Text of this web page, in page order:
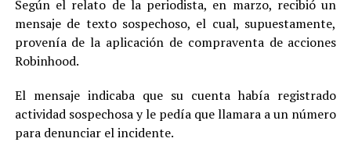
Según el relato de la periodista, en marzo, recibió un
mensaje de texto sospechoso, el cual, supuestamente,
provenía de la aplicación de compraventa de acciones
Robinhood.
El mensaje indicaba que su cuenta había registrado
actividad sospechosa y le pedía que llamara a un número
para denunciar el incidente.